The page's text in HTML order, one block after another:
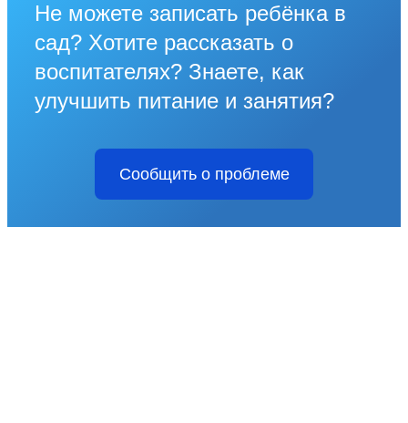
Не можете записать ребёнка в
сад? Хотите рассказать о
воспитателях? Знаете, как
улучшить питание и занятия?
Сообщить о проблеме